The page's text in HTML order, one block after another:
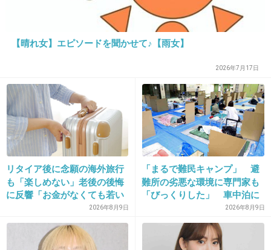
21. 匿名2013/12/06(金) 09:58:58
+5 -39
22. 匿名 2013/12/06(金) 09:59:25
３２歳年下？本来なら娘でもおかしくない年で
しょ
この人惚けたの？マジで変なジジイだな。
【晴れ女】エピソードを聞かせて♪【雨女】
2026年7月17日
リタイア後に念願の海外旅行
も「楽しめない」老後の後悔
に反響「お金がなくても若い
うちに？」50代以上の切実な
声
2026年8月9日
「まるで難民キャンプ」 避
難所の劣悪な環境に専門家も
「びっくりした」 車中泊に
もリスクが 「熱したフライ
パンに飛び込むようなもの」
2026年8月9日